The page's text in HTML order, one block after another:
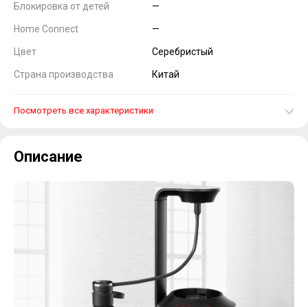
Блокировка от детей —
Home Connect —
Цвет Серебристый
Страна производства Китай
Посмотреть все характеристики
Описание